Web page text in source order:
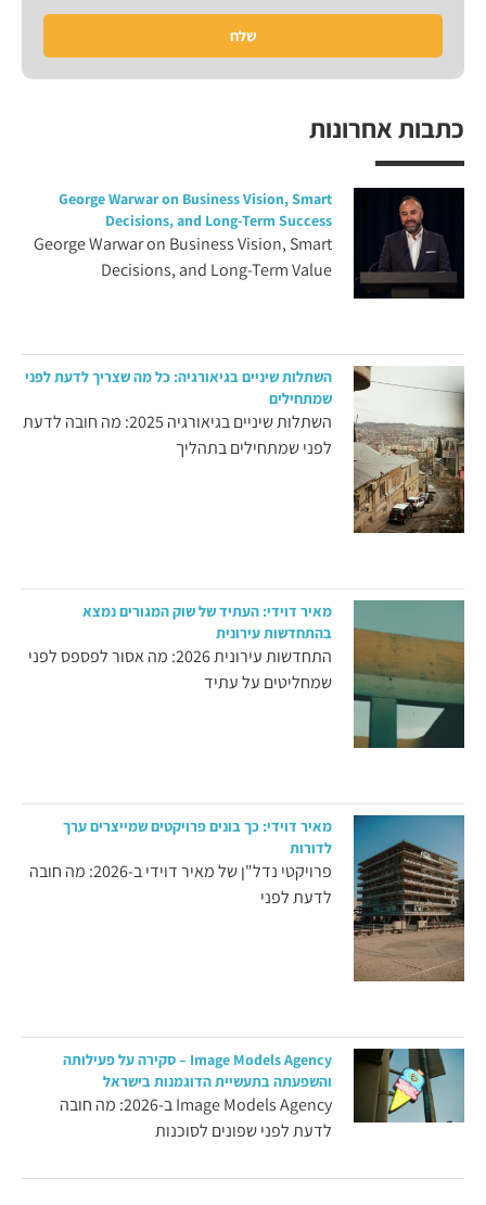
כתבות אחרונות
George Warwar on Business Vision, Smart
Decisions, and Long-Term Success
George Warwar on Business Vision, Smart
Decisions, and Long-Term Value
השתלות שיניים בגיאורגיה: כל מה שצריך לדעת לפני
שמתחילים
השתלות שיניים בגיאורגיה 2025: מה חובה לדעת
לפני שמתחילים בתהליך
מאיר דוידי: העתיד של שוק המגורים נמצא
בהתחדשות עירונית
התחדשות עירונית 2026: מה אסור לפספס לפני
שמחליטים על עתיד
מאיר דוידי: כך בונים פרויקטים שמייצרים ערך
לדורות
פרויקטי נדל"ן של מאיר דוידי ב-2026: מה חובה
לדעת לפני
Image Models Agency – סקירה על פעילותה
והשפעתה בתעשיית הדוגמנות בישראל
Image Models Agency ב-2026: מה חובה
לדעת לפני שפונים לסוכנות
שלח